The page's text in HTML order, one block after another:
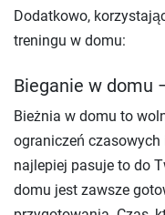
Dodatkowo,
treningu w domu:
Bieganie w domu
Bieżnia w domu to
ograniczeń czasowych
najlepiej pasuje to do
domu jest zawsze